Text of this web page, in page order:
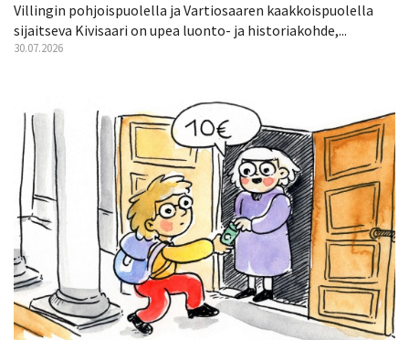
Villingin pohjoispuolella ja Vartiosaaren kaakkoispuolella
sijaitseva Kivisaari on upea luonto- ja historiakohde,...
30.07.2026